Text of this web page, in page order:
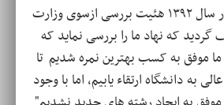
وی تصریح نمود که در سال ۱۳۹۲ هئیت بررسی ازسوی وزارت
که نهاد ما را بررسی نماید که
موفق به کسب بهترین نمره شدیم تا
به دانشگاه ارتقاء یابیم، اما با وجود